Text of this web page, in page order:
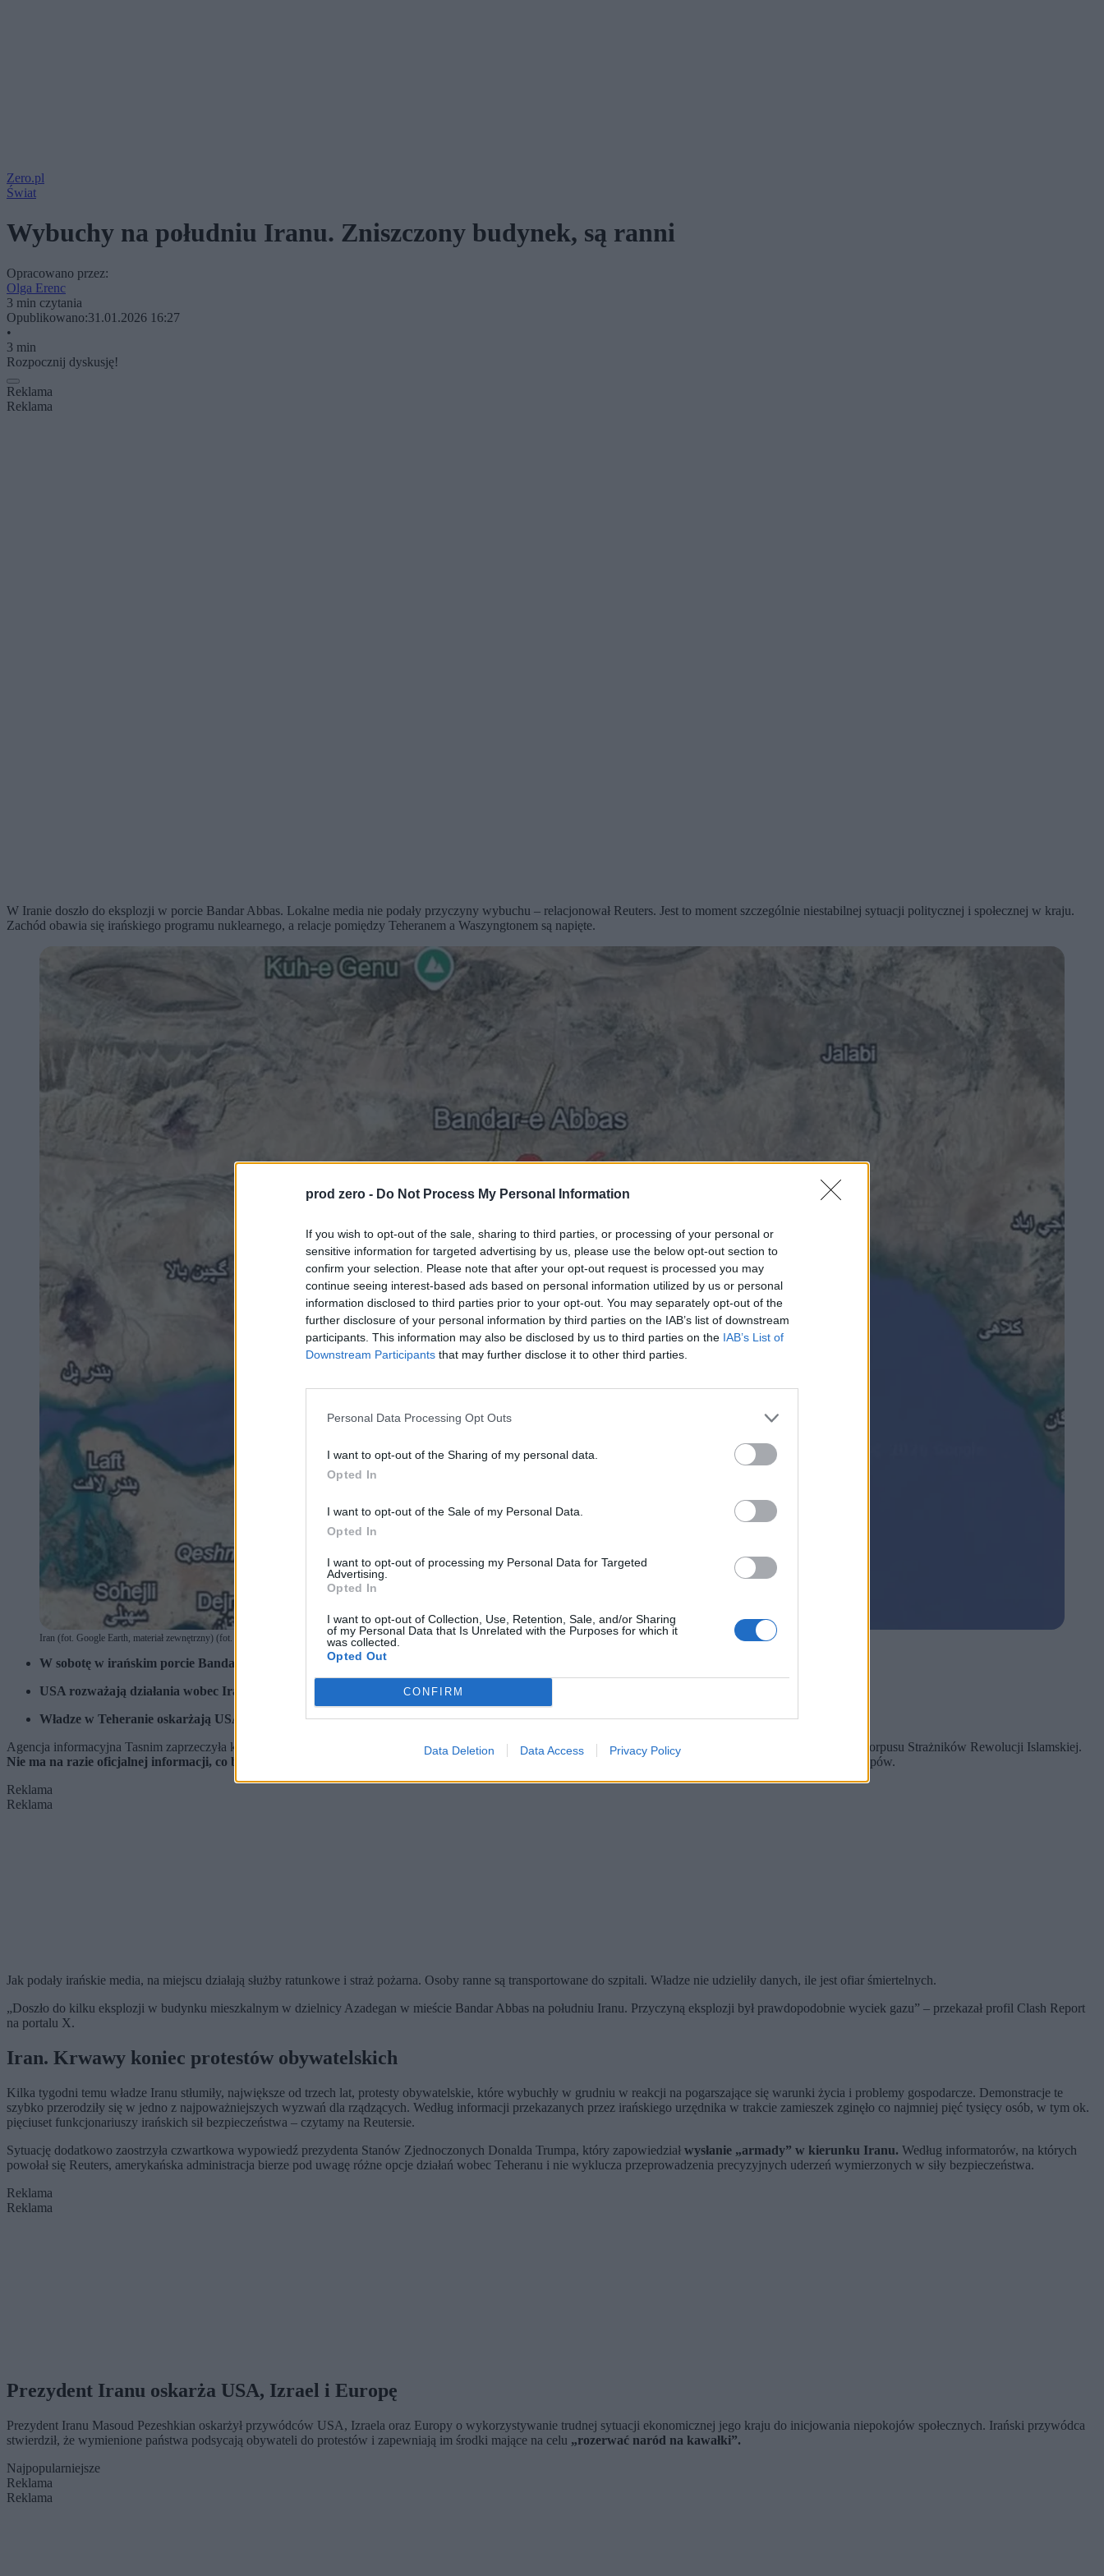
prod zero - Do Not Process My Personal Information
If you wish to opt-out of the sale, sharing to third parties, or processing of your personal or
sensitive information for targeted advertising by us, please use the below opt-out section to
confirm your selection. Please note that after your opt-out request is processed you may
continue seeing interest-based ads based on personal information utilized by us or personal
information disclosed to third parties prior to your opt-out. You may separately opt-out of the
further disclosure of your personal information by third parties on the IAB’s list of downstream
participants. This information may also be disclosed by us to third parties on the IAB’s List of
Downstream Participants that may further disclose it to other third parties.
Personal Data Processing Opt Outs
I want to opt-out of the Sharing of my personal data.
Opted In
I want to opt-out of the Sale of my Personal Data.
Opted In
I want to opt-out of processing my Personal Data for Targeted
Advertising.
Opted In
I want to opt-out of Collection, Use, Retention, Sale, and/or Sharing
of my Personal Data that Is Unrelated with the Purposes for which it
was collected.
Opted Out
CONFIRM
Data Deletion Data Access Privacy Policy
Zero.pl
Świat
Wybuchy na południu Iranu. Zniszczony budynek, są ranni
Opracowano przez:
Olga Erenc
3 min czytania
Opublikowano:31.01.2026 16:27
•
3 min
Rozpocznij dyskusję!
Reklama
Reklama
W Iranie doszło do eksplozji w porcie Bandar Abbas. Lokalne media nie podały przyczyny wybuchu – relacjonował Reuters. Jest to moment szczególnie niestabilnej sytuacji politycznej i społecznej w kraju.
Zachód obawia się irańskiego programu nuklearnego, a relacje pomiędzy Teheranem a Waszyngtonem są napięte.
Iran (fot. Google Earth, materiał zewnętrzny) (fot. Inne)
W sobotę w irańskim porcie Bandar Abbas miał miejsce wybuch.
USA rozważają działania wobec Iranu, w tym możliwość precyzyjnych uderzeń w siły bezpieczeństwa.
Władze w Teheranie oskarżają USA, Izrael i Europę o podsycanie niepokojów społecznych i ingerencję w sprawy wewnętrzne kraju.
Agencja informacyjna Tasnim zaprzeczyła krążącym w mediach społecznościowym pogłoskom, że celem eksplozji miało być zabicie dowódcy marynarki wojennej Korpusu Strażników Rewolucji Islamskiej.
Nie ma na razie oficjalnej informacji, co było przyczyną wybuchu.
Zniszczone zostały dwie kondygnacje ośmiopiętrowego budynku, kilka samochodów oraz sklepów.
Reklama
Reklama
Jak podały irańskie media, na miejscu działają służby ratunkowe i straż pożarna. Osoby ranne są transportowane do szpitali. Władze nie udzieliły danych, ile jest ofiar śmiertelnych.
„Doszło do kilku eksplozji w budynku mieszkalnym w dzielnicy Azadegan w mieście Bandar Abbas na południu Iranu. Przyczyną eksplozji był prawdopodobnie wyciek gazu” – przekazał profil Clash Report
na portalu X.
Iran. Krwawy koniec protestów obywatelskich
Kilka tygodni temu władze Iranu stłumiły, największe od trzech lat, protesty obywatelskie, które wybuchły w grudniu w reakcji na pogarszające się warunki życia i problemy gospodarcze. Demonstracje te
szybko przerodziły się w jedno z najpoważniejszych wyzwań dla rządzących. Według informacji przekazanych przez irańskiego urzędnika w trakcie zamieszek zginęło co najmniej pięć tysięcy osób, w tym ok.
pięciuset funkcjonariuszy irańskich sił bezpieczeństwa – czytamy na Reutersie.
Sytuację dodatkowo zaostrzyła czwartkowa wypowiedź prezydenta Stanów Zjednoczonych Donalda Trumpa, który zapowiedział wysłanie „armady” w kierunku Iranu. Według informatorów, na których
powołał się Reuters, amerykańska administracja bierze pod uwagę różne opcje działań wobec Teheranu i nie wyklucza przeprowadzenia precyzyjnych uderzeń wymierzonych w siły bezpieczeństwa.
Reklama
Reklama
Prezydent Iranu oskarża USA, Izrael i Europę
Prezydent Iranu Masoud Pezeshkian oskarżył przywódców USA, Izraela oraz Europy o wykorzystywanie trudnej sytuacji ekonomicznej jego kraju do inicjowania niepokojów społecznych. Irański przywódca
stwierdził, że wymienione państwa podsycają obywateli do protestów i zapewniają im środki mające na celu „rozerwać naród na kawałki”.
Najpopularniejsze
Reklama
Reklama